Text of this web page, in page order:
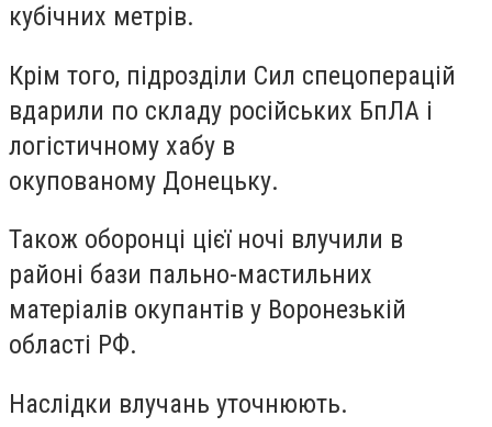
кубічних метрів.
Крім того, підрозділи Сил спецоперацій
вдарили по складу російських БпЛА і
логістичному хабу в
окупованому Донецьку.
Також оборонці цієї ночі влучили в
районі бази пально-мастильних
матеріалів окупантів у Воронезькій
області РФ.
Наслідки влучань уточнюють.